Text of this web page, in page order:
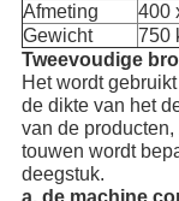
Afmeting
400
Gewicht
750
Tweevoudige
Het wordt
de dikte van het
van de
touwen wordt
deegstuk.
a. de machine